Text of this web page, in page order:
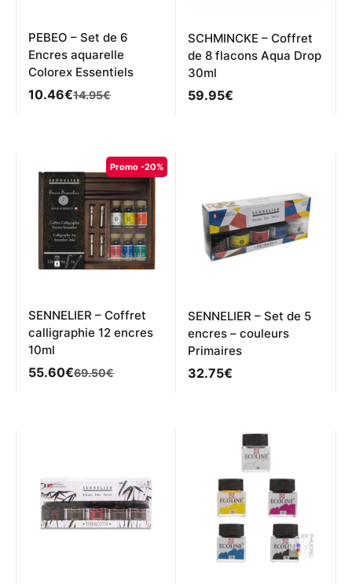
PEBEO – Set de 6
Encres aquarelle
Colorex Essentiels
14.95€
Le
10.46€
Le
SCHMINCKE – Coffret
de 8 flacons Aqua Drop
30ml
59.95€
Promo -20%
SENNELIER – Coffret
calligraphie 12 encres
10ml
69.50€
Le
55.60€
Le
SENNELIER – Set de 5
encres – couleurs
Primaires
32.75€